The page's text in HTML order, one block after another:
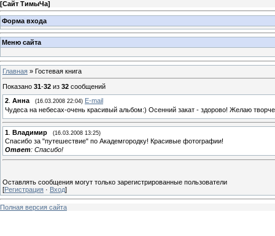
[Сайт ТимыЧа]
Форма входа
Меню сайта
Главная » Гостевая книга
Показано 31-32 из 32 сообщений
2 Анна (16.03.2008 22:04) E-mail
Чудеса на небесах-очень красивый альбом:) Осенний закат - здорово! Желаю
1 Владимир (16.03.2008 13:25)
Спасибо за "путешествие" по Академгородку! Красивые фотографии!
Ответ: Спасибо!
Оставлять сообщения могут только зарегистрированные пользователи
[Регистрация · Вход]
Полная версия сайта